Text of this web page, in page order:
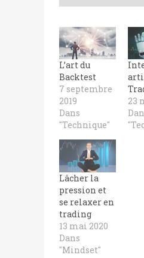
L’art du
Backtest
7 septembre
2019
Dans
"Technique"
23
Lâcher la
pression et
se relaxer en
trading
13 mai 2020
Dans
"Mindset"